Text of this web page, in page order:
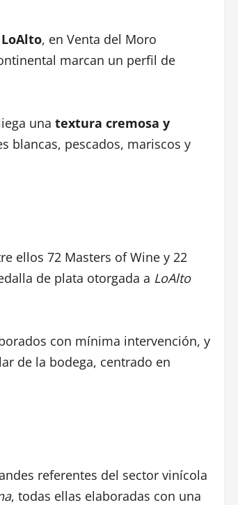
, en Venta del Moro
marcan un perfil de
una textura cremosa y
blancas, pescados, mariscos y
ellos 72 Masters of Wine y 22
de plata otorgada a LoAlto
con mínima intervención, y
de la bodega, centrado en
referentes del sector vinícola
, todas ellas elaboradas con una